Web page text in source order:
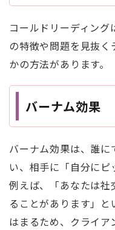
コールドリーディン
の特徴や問題を見抜く
かの方法があります。
バーナム効果
バーナム効果は、誰
い、相手に「自分にピ
例えば、「あなたは社
ることがあります」
はまるため、クライ